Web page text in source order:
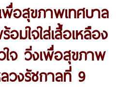
อสุขภาพเทศบาล
มใจใส่เสื้อเหลือง
จ วิ่งเพื่อสุขภาพ
วงรัชกาลที่ 9